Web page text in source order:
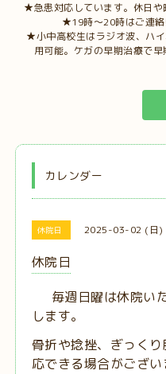
★急患対応しています。休日や
★19時～20時はご連絡
★小中高校生はラジオ波、ハ
用可能。ケガの早期治療で
カレンダー
休院日 2025-03-02 (日)
休院日
毎週日曜は休院い
します。
骨折や捻挫、ぎっく
応できる場合がござい